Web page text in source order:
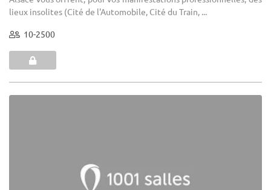
lieux insolites (Cité de l'Automobile, Cité du Train, ...
10-2500